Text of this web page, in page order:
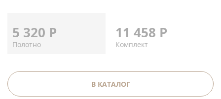
5 320 Р
Полотно
11 458 Р
Комплект
В КАТАЛОГ